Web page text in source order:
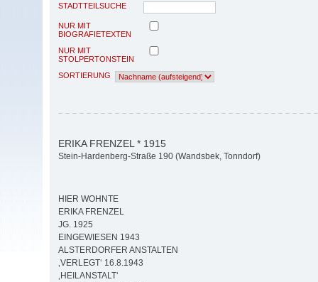
STADTTEILSUCHE
NUR MIT
BIOGRAFIETEXTEN
NUR MIT
STOLPERTONSTEIN
SORTIERUNG
ERIKA FRENZEL * 1915
Stein-Hardenberg-Straße 190 (Wandsbek, Tonndorf)
HIER WOHNTE
ERIKA FRENZEL
JG. 1925
EINGEWIESEN 1943
ALSTERDORFER ANSTALTEN
‚VERLEGT‘ 16.8.1943
‚HEILANSTALT‘